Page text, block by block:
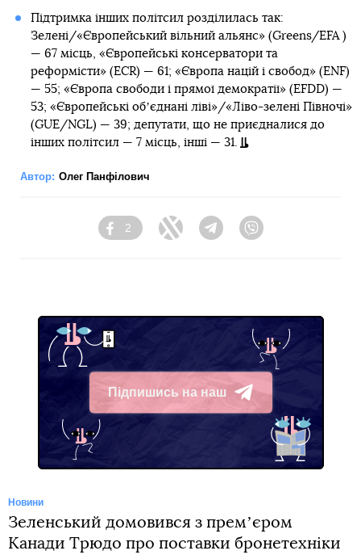
Підтримка інших політсил розділилась так:
Зелені/«Європейський вільний альянс» (Greens/EFA )
— 67 місць, «Європейські консерватори та
реформісти» (ECR) — 61; «Європа націй і свобод» (ENF)
— 55; «Європа свободи і прямої демократії» (EFDD) —
53; «Європейські обʼєднані ліві»/«Ліво-зелені Півночі»
(GUE/NGL) — 39; депутати, що не приєдналися до
інших політсил — 7 місць, інші — 31.
Автор: Олег Панфілович
Facebook
2
Twitter Telegram
Підпишись на наш
Telegram
Новини
Зеленський домовився з премʼєром
Канади Трюдо про поставки бронетехніки